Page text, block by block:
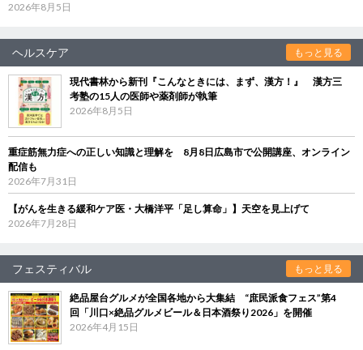
2026年8月5日
ヘルスケア もっと見る
現代書林から新刊『こんなときには、まず、漢方！』 漢方三
考塾の15人の医師や薬剤師が執筆
2026年8月5日
重症筋無力症への正しい知識と理解を 8月8日広島市で公開講座、オンライン
配信も
2026年7月31日
【がんを生きる緩和ケア医・大橋洋平「足し算命」】天空を見上げて
2026年7月28日
フェスティバル もっと見る
絶品屋台グルメが全国各地から大集結 “庶民派食フェス”第4
回「川口×絶品グルメビール＆日本酒祭り2026」を開催
2026年4月15日